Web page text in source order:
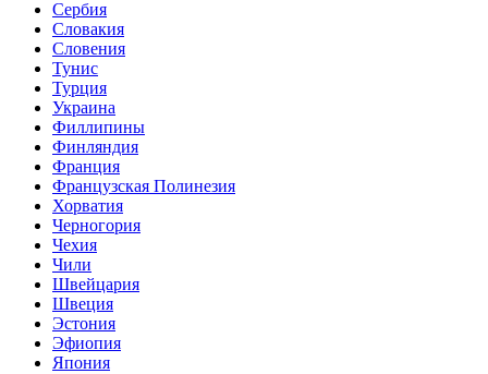
Сербия
Словакия
Словения
Тунис
Турция
Украина
Филлипины
Финляндия
Франция
Французская Полинезия
Хорватия
Черногория
Чехия
Чили
Швейцария
Швеция
Эстония
Эфиопия
Япония